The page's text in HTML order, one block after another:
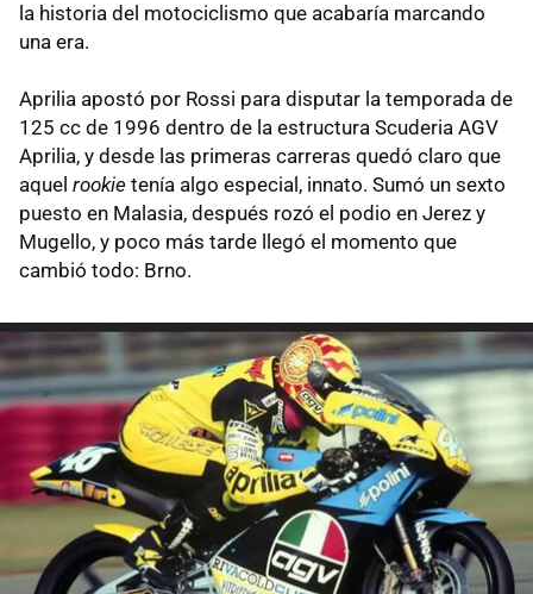
la historia del motociclismo que acabaría marcando
una era.
Aprilia apostó por Rossi para disputar la temporada de
125 cc de 1996 dentro de la estructura Scuderia AGV
Aprilia, y desde las primeras carreras quedó claro que
aquel rookie tenía algo especial, innato. Sumó un sexto
puesto en Malasia, después rozó el podio en Jerez y
Mugello, y poco más tarde llegó el momento que
cambió todo: Brno.